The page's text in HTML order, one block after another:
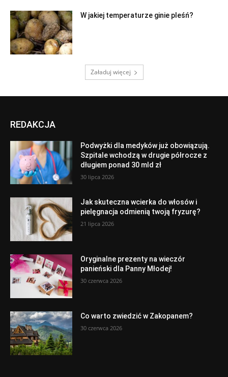
W jakiej temperaturze ginie pleśń?
Załaduj więcej
REDAKCJA
Podwyżki dla medyków już obowiązują.
Szpitale wchodzą w drugie półrocze z
długiem ponad 30 mld zł
30 lipca 2026
Jak skuteczna wcierka do włosów i
pielęgnacja odmienią twoją fryzurę?
21 lipca 2026
Oryginalne prezenty na wieczór
panieński dla Panny Młodej!
30 czerwca 2026
Co warto zwiedzić w Zakopanem?
30 czerwca 2026